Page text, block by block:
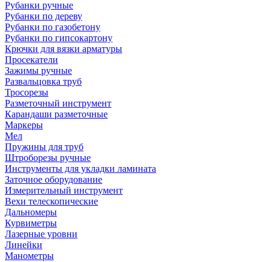
Рубанки ручные
Рубанки по дереву
Рубанки по газобетону
Рубанки по гипсокартону
Крючки для вязки арматуры
Просекатели
Зажимы ручные
Развальцовка труб
Тросорезы
Разметочный инструмент
Карандаши разметочные
Маркеры
Мел
Пружины для труб
Штроборезы ручные
Инструменты для укладки ламината
Заточное оборудование
Измерительный инструмент
Вехи телескопические
Дальномеры
Курвиметры
Лазерные уровни
Линейки
Манометры